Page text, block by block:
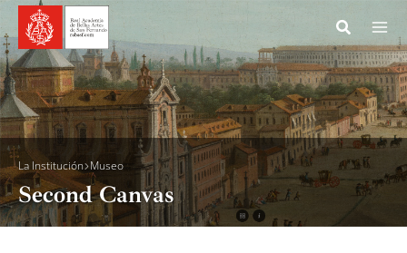
al
contenido
La Institución Museo
Second Canvas
Museo